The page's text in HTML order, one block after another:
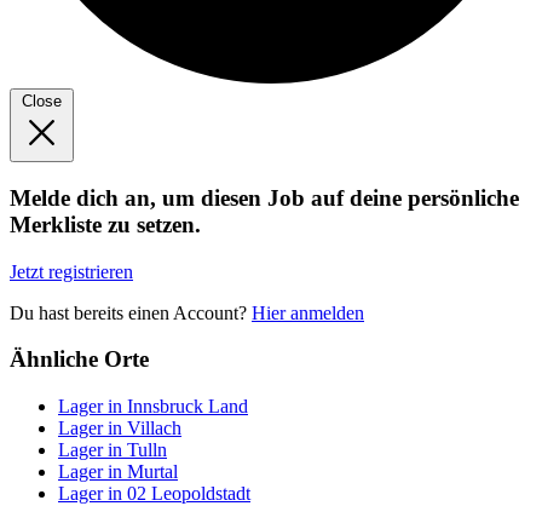
Close
Melde dich an, um diesen Job auf deine persönliche
Merkliste zu setzen.
Jetzt registrieren
Du hast bereits einen Account? Hier anmelden
Ähnliche Orte
Lager in Innsbruck Land
Lager in Villach
Lager in Tulln
Lager in Murtal
Lager in 02 Leopoldstadt